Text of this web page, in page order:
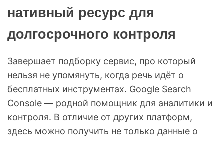
нативный ресурс для
долгосрочного контроля
Завершает подборку сервис, про который
нельзя не упомянуть, когда речь идёт о
бесплатных инструментах. Google Search
Console — родной помощник для аналитики и
контроля. В отличие от других платформ,
здесь можно получить не только данные о